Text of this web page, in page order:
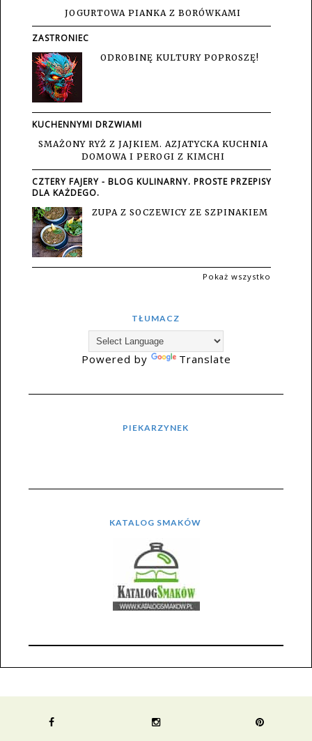
JOGURTOWA PIANKA Z BORÓWKAMI
ZASTRONIEC
ODROBINĘ KULTURY POPROSZĘ!
KUCHENNYMI DRZWIAMI
SMAŻONY RYŻ Z JAJKIEM. AZJATYCKA KUCHNIA
DOMOWA I PEROGI Z KIMCHI
CZTERY FAJERY - BLOG KULINARNY. PROSTE PRZEPISY
DLA KAŻDEGO.
ZUPA Z SOCZEWICY ZE SZPINAKIEM
Pokaż wszystko
TŁUMACZ
Powered by Translate
PIEKARZYNEK
KATALOG SMAKÓW